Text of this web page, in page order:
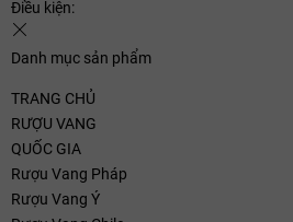
Điều kiện:
Danh mục sản phẩm
TRANG CHỦ
RƯỢU VANG
QUỐC GIA
Rượu Vang Pháp
Rượu Vang Ý